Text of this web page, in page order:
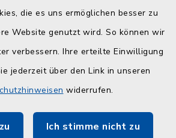
die es uns ermöglichen besser zu
Website genutzt wird. So können wir
verbessern. Ihre erteilte Einwilligung
jederzeit über den Link in unseren
widerrufen.
Ich stimme nicht zu
Plön